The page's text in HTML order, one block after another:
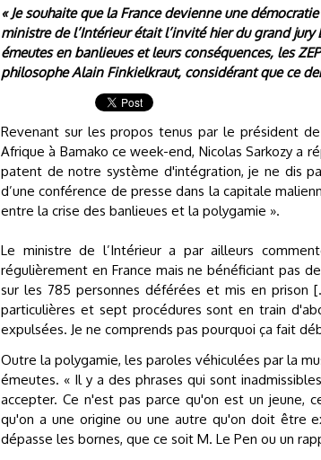
« Je souhaite que la France devienne une
ministre de l’Intérieur était l’invité hier du grand jury
émeutes en banlieues et leurs conséquences, les
philosophe Alain Finkielkraut, considérant que ce
Revenant sur les propos tenus par le président
Afrique à Bamako ce week-end, Nicolas Sarkozy a
patent de notre système d'intégration, je ne dis
d’une conférence de presse dans la capitale
entre la crise des banlieues et la polygamie ».
Le ministre de l’Intérieur a par ailleurs
régulièrement en France mais ne bénéficiant pas
sur les 785 personnes déférées et mis en
particulières et sept procédures sont en train
expulsées. Je ne comprends pas pourquoi ça fait
Outre la polygamie, les paroles véhiculées par la
émeutes. « Il y a des phrases qui sont
accepter. Ce n'est pas parce qu'on est un jeune,
qu'on a une origine ou une autre qu'on doit être
dépasse les bornes, que ce soit M. Le Pen ou un